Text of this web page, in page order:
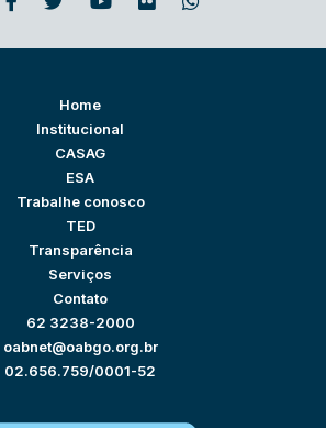
Home
Institucional
CASAG
ESA
Trabalhe conosco
TED
Transparência
Serviços
Contato
62 3238-2000
oabnet@oabgo.org.br
02.656.759/0001-52